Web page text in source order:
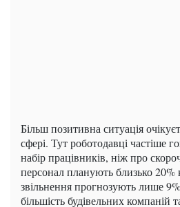
Більш позитивна ситуація
сфері. Тут роботодавці частіше
набір працівників, ніж про
персонал планують близько 20%
звільнення прогнозують лише
більшість будівельних компаній